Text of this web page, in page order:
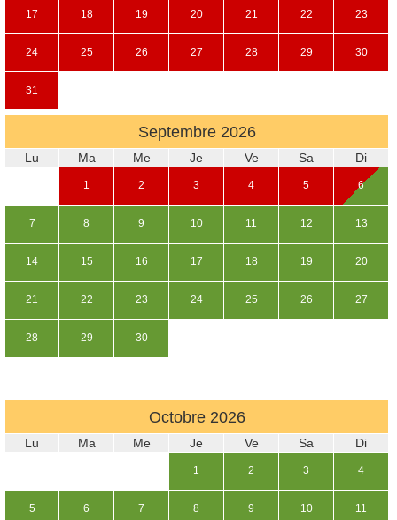
17 18 19 20 21 22 23
24 25 26 27 28 29 30
31
Septembre 2026
Lu Ma Me Je Ve Sa Di
1 2 3 4 5 6
7 8 9 10 11 12 13
14 15 16 17 18 19 20
21 22 23 24 25 26 27
28 29 30
Octobre 2026
Lu Ma Me Je Ve Sa Di
1 2 3 4
5 6 7 8 9 10 11